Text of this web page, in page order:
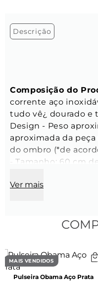
Descrição
Composição do
corrente aço
tudo vê¿ dourado e
Design - Peso
aproximada da
do ombro (*de
- Tamanho: 60 cm
mm - Cor: Dourado
- Largura:
Móvel (não é fixo
do Pingente Key
com gravação da
Ver mais
MAIS VENDIDOS
Pulseira Obama Aço Prata